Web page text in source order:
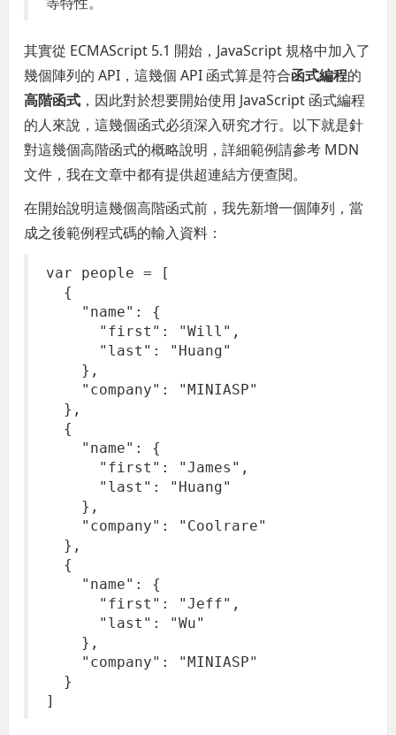
其實從 ECMAScript 5.1 開始，JavaScript 規格中加入了
幾個陣列的 API，這幾個 API 函式算是符合函式編程的
高階函式 ，因此對於想要開始使用 JavaScript 函式編程
的人來說，這幾個函式必須深入研究才行。以下就是針
對這幾個高階函式的概略說明，詳細範例請參考 MDN
文件，我在文章中都有提供超連結方便查閱。
在開始說明這幾個高階函式前，我先新增一個陣列，當
成之後範例程式碼的輸入資料：
var people = [
{
"name": {
"first": "Will",
"last": "Huang"
},
"company": "MINIASP"
},
{
"name": {
"first": "James",
"last": "Huang"
},
"company": "Coolrare"
},
{
"name": {
"first": "Jeff",
"last": "Wu"
},
"company": "MINIASP"
}
]